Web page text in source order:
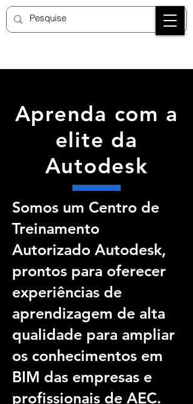
Aprenda com a
elite da
Autodesk
Somos um Centro de
Treinamento
Autorizado Autodesk,
prontos para oferecer
experiências de
aprendizagem de alta
qualidade para ampliar
os conhecimentos em
BIM das empresas e
profissionais de AEC.